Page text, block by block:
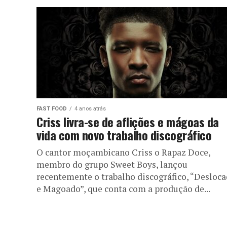
FAST FOOD 4 anos atrás
Criss livra-se de aflições e mágoas da
vida com novo trabalho discográfico
O cantor moçambicano Criss o Rapaz Doce,
membro do grupo Sweet Boys, lançou
recentemente o trabalho discográfico,
e Magoado”, que conta com a produção de...